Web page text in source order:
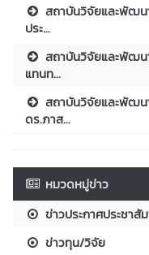
สถาบันวิจัยและพัฒ
ประ...
สถาบันวิจัยและพัฒ
แทนท...
สถาบันวิจัยและพัฒ
ดร.ภาส...
หมวดหมู่ข่าว
ข่าวประกาศประชาสั
ข่าวทุน/วิจัย